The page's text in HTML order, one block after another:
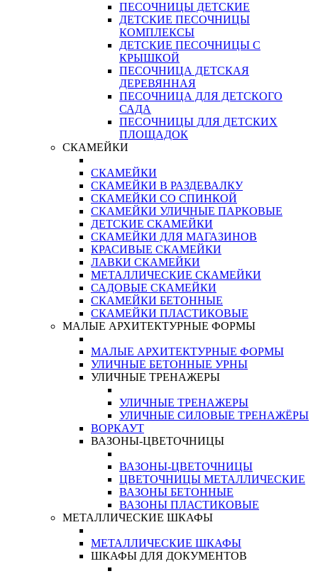
ПЕСОЧНИЦЫ ДЕТСКИЕ
ДЕТСКИЕ ПЕСОЧНИЦЫ
КОМПЛЕКСЫ
ДЕТСКИЕ ПЕСОЧНИЦЫ С
КРЫШКОЙ
ПЕСОЧНИЦА ДЕТСКАЯ
ДЕРЕВЯННАЯ
ПЕСОЧНИЦА ДЛЯ ДЕТСКОГО
САДА
ПЕСОЧНИЦЫ ДЛЯ ДЕТСКИХ
ПЛОЩАДОК
СКАМЕЙКИ
СКАМЕЙКИ
СКАМЕЙКИ В РАЗДЕВАЛКУ
СКАМЕЙКИ СО СПИНКОЙ
СКАМЕЙКИ УЛИЧНЫЕ ПАРКОВЫЕ
ДЕТСКИЕ СКАМЕЙКИ
СКАМЕЙКИ ДЛЯ МАГАЗИНОВ
КРАСИВЫЕ СКАМЕЙКИ
ЛАВКИ СКАМЕЙКИ
МЕТАЛЛИЧЕСКИЕ СКАМЕЙКИ
САДОВЫЕ СКАМЕЙКИ
СКАМЕЙКИ БЕТОННЫЕ
СКАМЕЙКИ ПЛАСТИКОВЫЕ
МАЛЫЕ АРХИТЕКТУРНЫЕ ФОРМЫ
МАЛЫЕ АРХИТЕКТУРНЫЕ ФОРМЫ
УЛИЧНЫЕ БЕТОННЫЕ УРНЫ
УЛИЧНЫЕ ТРЕНАЖЕРЫ
УЛИЧНЫЕ ТРЕНАЖЕРЫ
УЛИЧНЫЕ СИЛОВЫЕ ТРЕНАЖЁРЫ
ВОРКАУТ
ВАЗОНЫ-ЦВЕТОЧНИЦЫ
ВАЗОНЫ-ЦВЕТОЧНИЦЫ
ЦВЕТОЧНИЦЫ МЕТАЛЛИЧЕСКИЕ
ВАЗОНЫ БЕТОННЫЕ
ВАЗОНЫ ПЛАСТИКОВЫЕ
МЕТАЛЛИЧЕСКИЕ ШКАФЫ
МЕТАЛЛИЧЕСКИЕ ШКАФЫ
ШКАФЫ ДЛЯ ДОКУМЕНТОВ